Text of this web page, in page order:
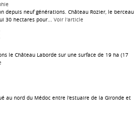
depuis neuf générations. Château Rozier, le berceau
30 hectares pour... Voir l'article
le Château Laborde sur une surface de 19 ha (17
au nord du Médoc entre l’estuaire de la Gironde et